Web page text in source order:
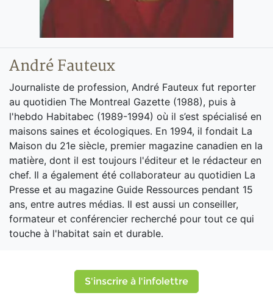
André Fauteux
Journaliste de profession, André Fauteux fut reporter
au quotidien The Montreal Gazette (1988), puis à
l'hebdo Habitabec (1989-1994) où il s’est spécialisé en
maisons saines et écologiques. En 1994, il fondait La
Maison du 21e siècle, premier magazine canadien en la
matière, dont il est toujours l'éditeur et le rédacteur en
chef. Il a également été collaborateur au quotidien La
Presse et au magazine Guide Ressources pendant 15
ans, entre autres médias. Il est aussi un conseiller,
formateur et conférencier recherché pour tout ce qui
touche à l'habitat sain et durable.
S'inscrire à l'infolettre